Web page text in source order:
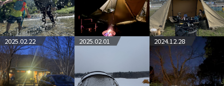
2025.02.22 2025.02.01 2024.12.28